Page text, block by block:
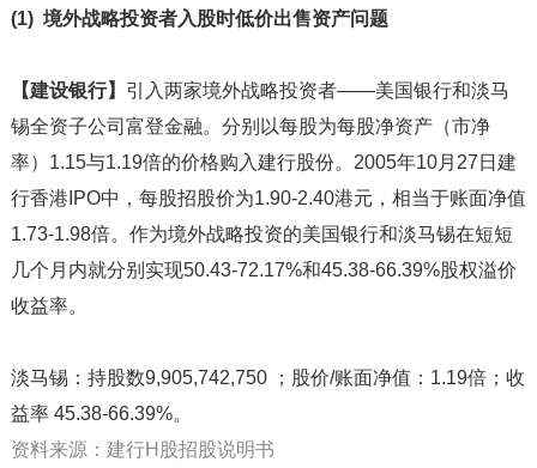
(1) 境外战略投资者入股时低价出售资产问题
【建设银行】 引入两家境外战略投资者——美国银行和淡马
锡全资子公司富登金融。分别以每股为每股净资产（市净
率）1.15与1.19倍的价格购入建行股份。2005年10月27日建
行香港IPO中，每股招股价为1.90-2.40港元，相当于账面净值
1.73-1.98倍。作为境外战略投资的美国银行和淡马锡在短短
几个月内就分别实现50.43-72.17%和45.38-66.39%股权溢价
收益率。
淡马锡：持股数9,905,742,750 ；股价/账面净值：1.19倍；收
益率 45.38-66.39%。
资料来源：建行H股招股说明书